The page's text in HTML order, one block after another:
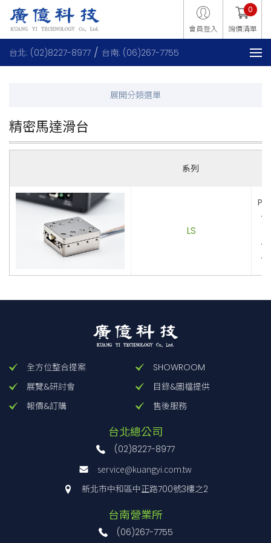
會員登入 詢價清單
0
台北: (02)8227-8977 台南: (06)267-7755
精密馬達滑台
系列
LS
全方位整合提案
SHOWROOM
展覽&研討會
目錄&圖檔提供
報價&訂購
售後服務
台北總公司
(02)8227-8977
service@kuangyi.com.tw
新北市中和區中正路700號3樓之2
台南營業所
(06)267-7755